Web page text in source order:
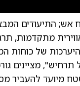
התיעודים
מתקדמות,
של כוחות
תרחיש", מציינים
מיועד